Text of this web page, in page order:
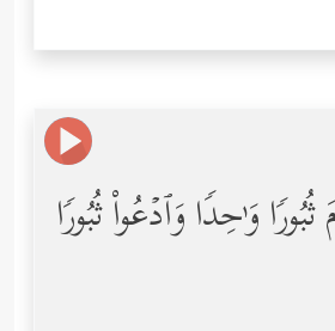
وَ ٰ⁠حِدࣰا وَٱدۡعُواْ ثُبُورࣰا